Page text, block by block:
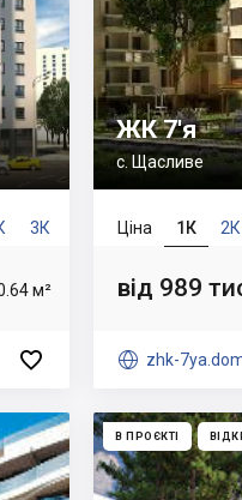
3К
м²

ЖК 7'я
с. Щасливе
1К 2К
Ціна
від 989
 zhk-
В ПРОЄКТІ